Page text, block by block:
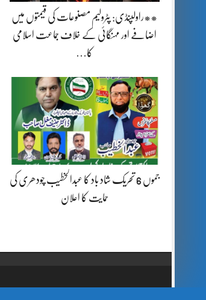
**راولپنڈی: پٹرولیم مصنوعات کی قیمتوں میں
اضافے اور مہنگائی کے خلاف جماعت اسلامی
کا…
جموں 6 تحریک شاد باد کا عبدالخطیب چودھری کی
حمایت کا اعلان